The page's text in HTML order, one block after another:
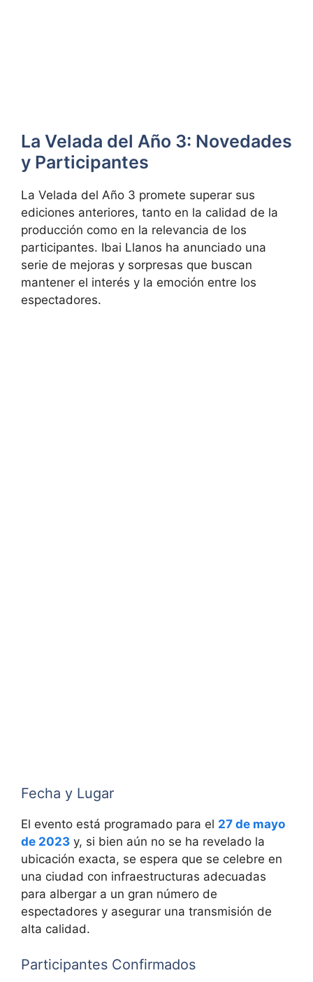
La Velada del Año 3: Novedades
y Participantes
La Velada del Año 3 promete superar sus
ediciones anteriores, tanto en la calidad de la
producción como en la relevancia de los
participantes. Ibai Llanos ha anunciado una
serie de mejoras y sorpresas que buscan
mantener el interés y la emoción entre los
espectadores.
Fecha y Lugar
El evento está programado para el 27 de mayo
de 2023 y, si bien aún no se ha revelado la
ubicación exacta, se espera que se celebre en
una ciudad con infraestructuras adecuadas
para albergar a un gran número de
espectadores y asegurar una transmisión de
alta calidad.
Participantes Confirmados